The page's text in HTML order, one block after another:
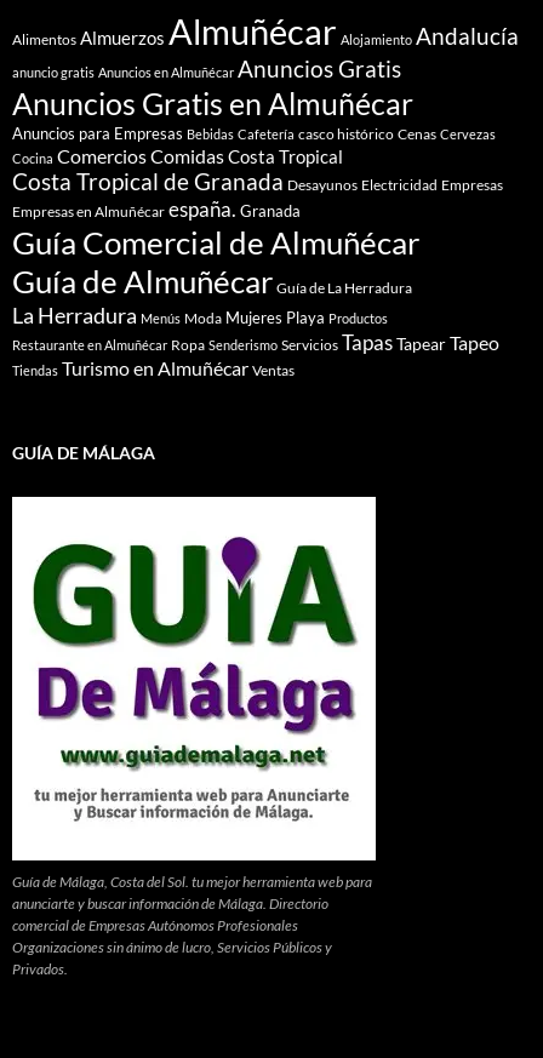
Alimentos Almuerzos Almuñécar Alojamiento Andalucía
anuncio gratis Anuncios en Almuñécar Anuncios Gratis
Anuncios Gratis en Almuñécar
Anuncios para Empresas Bebidas Cafetería casco histórico Cenas Cervezas
Cocina ComerciosComidasCosta Tropical
Costa Tropical de Granada Desayunos Electricidad Empresas
Empresas en Almuñécar españa. Granada
Guía Comercial de Almuñécar
Guía de Almuñécar Guía de La Herradura
La Herradura Menús Moda Mujeres Playa Productos
Restaurante en Almuñécar Ropa Senderismo Servicios TapasTapearTapeo
Tiendas Turismo en Almuñécar Ventas
GUÍA DE MÁLAGA
Guía de Málaga, Costa del Sol. tu mejor herramienta web para
anunciarte y buscar información de Málaga. Directorio
comercial de Empresas Autónomos Profesionales
Organizaciones sin ánimo de lucro, Servicios Públicos y
Privados.